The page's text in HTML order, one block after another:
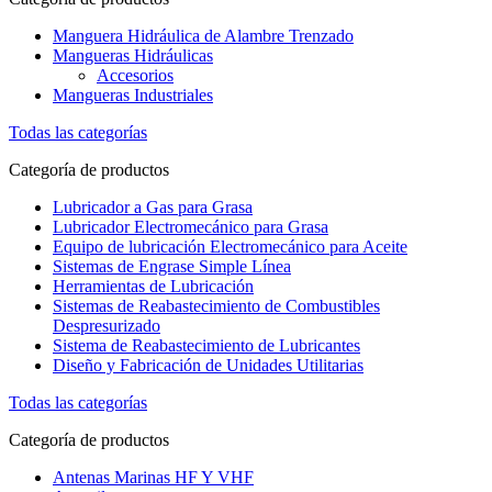
Manguera Hidráulica de Alambre Trenzado
Mangueras Hidráulicas
Accesorios
Mangueras Industriales
Todas las categorías
Categoría de productos
Lubricador a Gas para Grasa
Lubricador Electromecánico para Grasa
Equipo de lubricación Electromecánico para Aceite
Sistemas de Engrase Simple Línea
Herramientas de Lubricación
Sistemas de Reabastecimiento de Combustibles
Despresurizado
Sistema de Reabastecimiento de Lubricantes
Diseño y Fabricación de Unidades Utilitarias
Todas las categorías
Categoría de productos
Antenas Marinas HF Y VHF